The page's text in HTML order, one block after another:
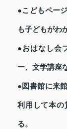
●こどもペー
も子どもがわ
●おはなし会
ー、文学講座
●図書館に来
利用して本の
る。